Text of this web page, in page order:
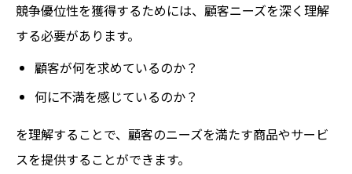
競争優位性を獲得するためには、顧客ニーズを深く理解
する必要があります。
顧客が何を求めているのか？
何に不満を感じているのか？
を理解することで、顧客のニーズを満たす商品やサービ
スを提供することができます。